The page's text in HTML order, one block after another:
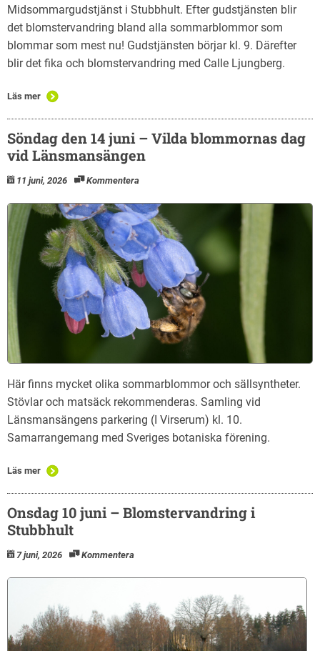
Midsommargudstjänst i Stubbhult. Efter gudstjänsten blir
det blomstervandring bland alla sommarblommor som
blommar som mest nu! Gudstjänsten börjar kl. 9. Därefter
blir det fika och blomstervandring med Calle Ljungberg.
Läs mer
Söndag den 14 juni – Vilda blommornas dag
vid Länsmansängen
11 juni, 2026 Kommentera
Här finns mycket olika sommarblommor och sällsyntheter.
Stövlar och matsäck rekommenderas. Samling vid
Länsmansängens parkering (I Virserum) kl. 10.
Samarrangemang med Sveriges botaniska förening.
Läs mer
Onsdag 10 juni – Blomstervandring i
Stubbhult
7 juni, 2026 Kommentera